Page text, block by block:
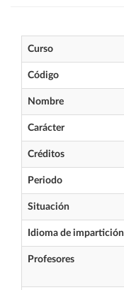
Curso
Código
Nombre
Carácter
Créditos
Periodo
Situación
Idioma de impartición
Profesores